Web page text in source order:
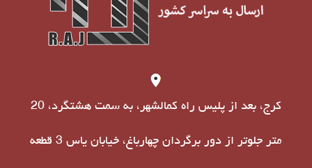
کرج، بعد از پلیس راه کمالشهر، به سمت هشتگرد، 20
متر جلوتر از دور برگردان چهارباغ، خیابان یاس 3 قطعه